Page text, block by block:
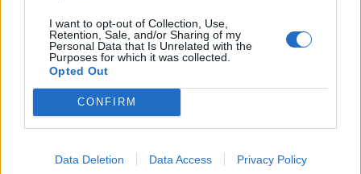
I want to opt-out of Collection, Use,
Retention, Sale, and/or Sharing of my
Personal Data that Is Unrelated with the
Purposes for which it was collected.
Opted Out
CONFIRM
Data Deletion Data Access Privacy Policy
AFFICHER LA CARTE